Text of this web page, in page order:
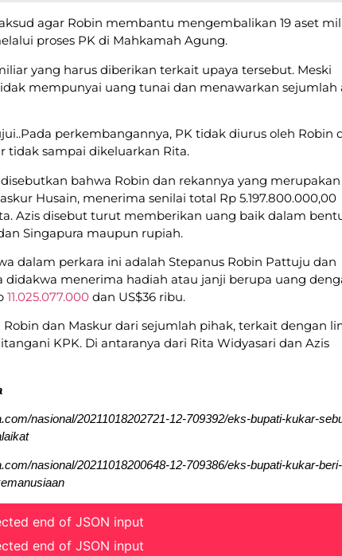
agar Robin membantu mengembalikan 19 aset
proses PK di Mahkamah Agung.
yang harus diberikan terkait upaya tersebut. Meski
mempunyai uang tunai dan menawarkan sejumlah
perkembangannya, PK tidak diurus oleh Robin
tidak sampai dikeluarkan Rita.
bahwa Robin dan rekannya yang merupakan
Husain, menerima senilai total Rp 5.197.800.000,00
Azis disebut turut memberikan uang baik dalam
Singapura maupun rupiah.
dalam perkara ini adalah Stepanus Robin Pattuju dan
didakwa menerima hadiah atau janji berupa uang
11.025.077.000 dan US$36 ribu.
dan Maskur dari sejumlah pihak, terkait dengan
KPK. Di antaranya dari Rita Widyasari dan Azis
nasional/20211018202721-12-709392/eks-bupati-kukar-
nasional/20211018200648-12-709386/eks-bupati-kukar-beri-
end of JSON input
end of JSON input